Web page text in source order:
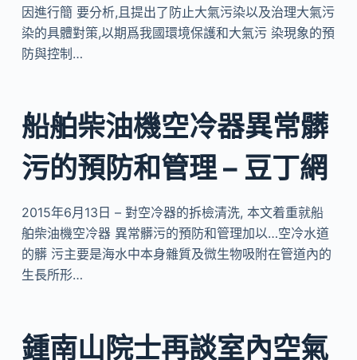
因進行簡 要分析,且提出了防止大氣污染以及治理大氣污
染的具體對策,以期爲我國環境保護和大氣污 染現象的預
防與控制…
船舶柴油機空冷器異常髒
污的預防和管理 – 豆丁網
2015年6月13日 – 對空冷器的拆檢清洗, 本文着重就船
舶柴油機空冷器 異常髒污的預防和管理加以…空冷水道
的髒 污主要是海水中本身雜質及微生物吸附在管道內的
生長所形…
鍾南山院士再談室內空氣